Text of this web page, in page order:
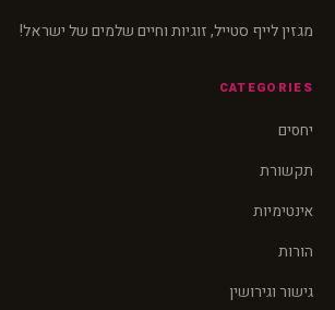
מגזין לייף סטייל, זוגיות וחיים שלמים של ישראל!
CATEGORIES
יחסים
תקשורת
אינטימיות
הורות
גישור וגירושין